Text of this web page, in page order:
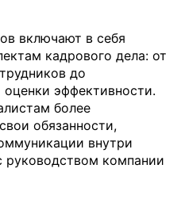
включают в себя
кадрового дела: от
до
эффективности.
более
обязанности,
внутри
руководством компании